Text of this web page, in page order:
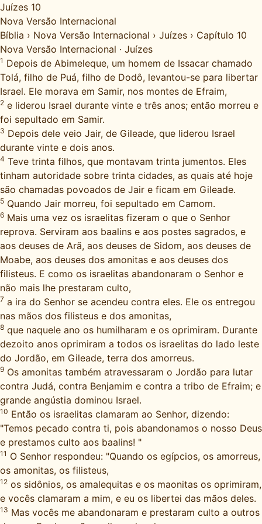
Juízes 10
Nova Versão Internacional
Bíblia › Nova Versão Internacional › Juízes › Capítulo 10
Nova Versão Internacional · Juízes
1 Depois de Abimeleque, um homem de Issacar chamado
Tolá, filho de Puá, filho de Dodô, levantou-se para libertar
Israel. Ele morava em Samir, nos montes de Efraim,
2 e liderou Israel durante vinte e três anos; então morreu e
foi sepultado em Samir.
3 Depois dele veio Jair, de Gileade, que liderou Israel
durante vinte e dois anos.
4 Teve trinta filhos, que montavam trinta jumentos. Eles
tinham autoridade sobre trinta cidades, as quais até hoje
são chamadas povoados de Jair e ficam em Gileade.
5 Quando Jair morreu, foi sepultado em Camom.
6 Mais uma vez os israelitas fizeram o que o Senhor
reprova. Serviram aos baalins e aos postes sagrados, e
aos deuses de Arã, aos deuses de Sidom, aos deuses de
Moabe, aos deuses dos amonitas e aos deuses dos
filisteus. E como os israelitas abandonaram o Senhor e
não mais lhe prestaram culto,
7 a ira do Senhor se acendeu contra eles. Ele os entregou
nas mãos dos filisteus e dos amonitas,
8 que naquele ano os humilharam e os oprimiram. Durante
dezoito anos oprimiram a todos os israelitas do lado leste
do Jordão, em Gileade, terra dos amorreus.
9 Os amonitas também atravessaram o Jordão para lutar
contra Judá, contra Benjamim e contra a tribo de Efraim; e
grande angústia dominou Israel.
10 Então os israelitas clamaram ao Senhor, dizendo:
"Temos pecado contra ti, pois abandonamos o nosso Deus
e prestamos culto aos baalins! "
11 O Senhor respondeu: "Quando os egípcios, os amorreus,
os amonitas, os filisteus,
12 os sidônios, os amalequitas e os maonitas os oprimiram,
e vocês clamaram a mim, e eu os libertei das mãos deles.
13 Mas vocês me abandonaram e prestaram culto a outros